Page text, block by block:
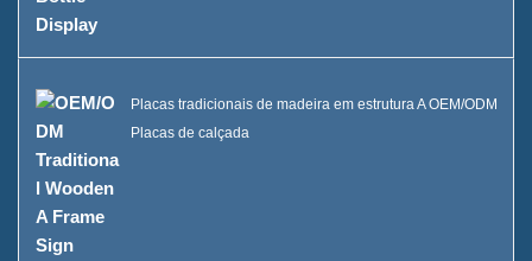
Placas tradicionais de madeira em estrutura A OEM/ODM
Placas de calçada